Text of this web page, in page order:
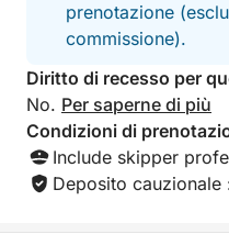
prenotazione
commissione).
Diritto di recesso per
No. Per saperne di più
Condizioni di
Include skipper
Deposito cauzionale